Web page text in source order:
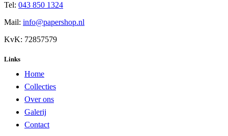
Tel: 043 850 1324
Mail: info@papershop.nl
KvK: 72857579
Links
Home
Collecties
Over ons
Galerij
Contact